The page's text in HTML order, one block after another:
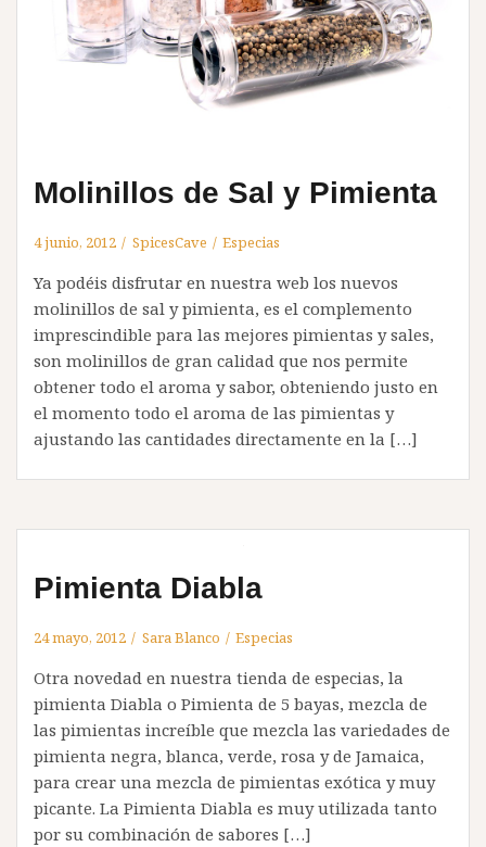
Molinillos de Sal y Pimienta
4 junio, 2012 SpicesCave Especias
Ya podéis disfrutar en nuestra web los nuevos
molinillos de sal y pimienta, es el complemento
imprescindible para las mejores pimientas y sales,
son molinillos de gran calidad que nos permite
obtener todo el aroma y sabor, obteniendo justo en
el momento todo el aroma de las pimientas y
ajustando las cantidades directamente en la […]
Pimienta Diabla
24 mayo, 2012 Sara Blanco Especias
Otra novedad en nuestra tienda de especias, la
pimienta Diabla o Pimienta de 5 bayas, mezcla de
las pimientas increíble que mezcla las variedades de
pimienta negra, blanca, verde, rosa y de Jamaica,
para crear una mezcla de pimientas exótica y muy
picante. La Pimienta Diabla es muy utilizada tanto
por su combinación de sabores […]